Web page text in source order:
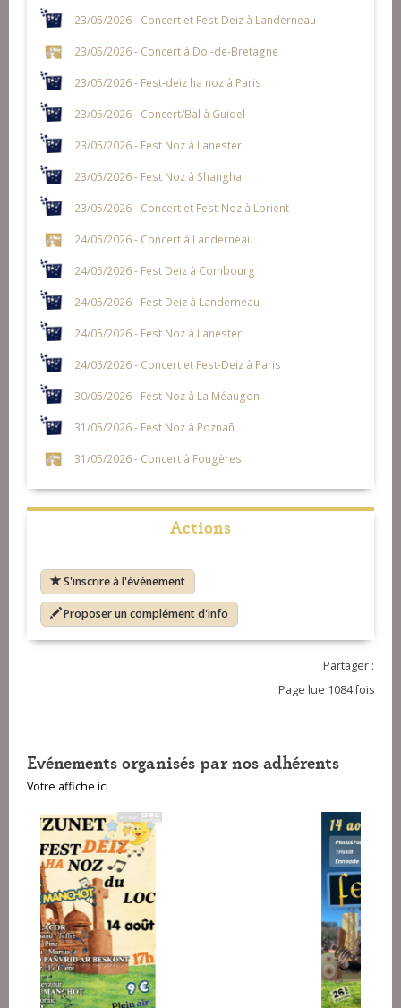
23/05/2026 - Concert et Fest-Deiz à Landerneau
23/05/2026 - Concert à Dol-de-Bretagne
23/05/2026 - Fest-deiz ha noz à Paris
23/05/2026 - Concert/Bal à Guidel
23/05/2026 - Fest Noz à Lanester
23/05/2026 - Fest Noz à Shanghai
23/05/2026 - Concert et Fest-Noz à Lorient
24/05/2026 - Concert à Landerneau
24/05/2026 - Fest Deiz à Combourg
24/05/2026 - Fest Deiz à Landerneau
24/05/2026 - Fest Noz à Lanester
24/05/2026 - Concert et Fest-Deiz à Paris
30/05/2026 - Fest Noz à La Méaugon
31/05/2026 - Fest Noz à Poznañ
31/05/2026 - Concert à Fougères
Actions
S'inscrire à l'événement
Proposer un complément d'info
Partager :
Page lue 1084 fois
Evénements organisés par nos adhérents
Votre affiche ici